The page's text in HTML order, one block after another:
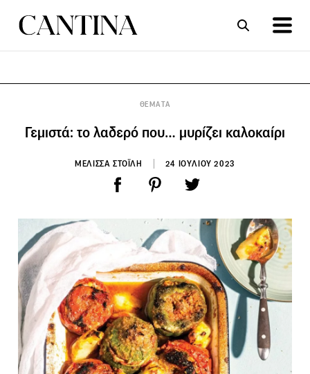
ΘΕΜΑΤΑ
Γεμιστά: το λαδερό που… μυρίζει καλοκαίρι
ΜΕΛΙΣΣΑ ΣΤΟΪΛΗ 24 ΙΟΥΛΙΟΥ 2023